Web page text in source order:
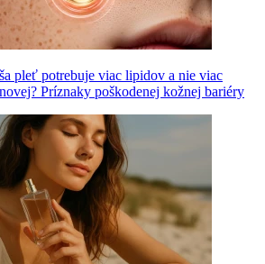
pleť potrebuje viac lipidov a nie viac
Príznaky poškodenej kožnej bariéry